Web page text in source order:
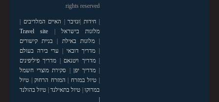
rights reserved
|חידות זנזיבר האיים המלדיבים
מלונות בישראל
Travel site
|מלונות באילת
בניית קישורים
מדריך דובאי
ערי בירה בעולם
|מדריך ויטנאם
מדריך פיליפינים
|מדריך יפן
סקירת מוצרי חשמל
טיול במזרח המזרח הרחוק| טיול
במרוקו| טיול בתאילנד| טיול בהולנד